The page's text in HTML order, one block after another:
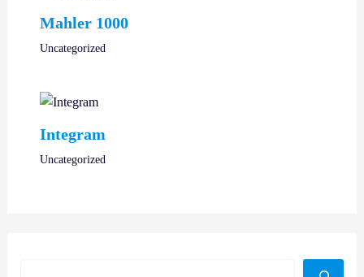
Mahler 1000
Uncategorized
Integram
Uncategorized